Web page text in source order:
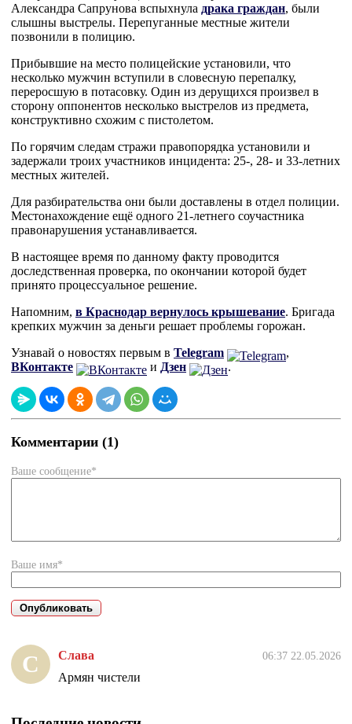
Александра Сапрунова вспыхнула драка граждан, были
слышны выстрелы. Перепуганные местные жители
позвонили в полицию.
Прибывшие на место полицейские установили, что
несколько мужчин вступили в словесную перепалку,
переросшую в потасовку. Один из дерущихся произвел в
сторону оппонентов несколько выстрелов из предмета,
конструктивно схожим с пистолетом.
По горячим следам стражи правопорядка установили и
задержали троих участников инцидента: 25-, 28- и 33-летних
местных жителей.
Для разбирательства они были доставлены в отдел полиции.
Местонахождение ещё одного 21-летнего соучастника
правонарушения устанавливается.
В настоящее время по данному факту проводится
доследственная проверка, по окончании которой будет
принято процессуальное решение.
Напомним, в Краснодар вернулось крышевание. Бригада
крепких мужчин за деньги решает проблемы горожан.
Узнавай о новостях первым в Telegram
,
ВКонтакте
и Дзен .
Комментарии (1)
Ваше сообщение*
Ваше имя*
С Слава 06:37 22.05.2026
Армян чистели